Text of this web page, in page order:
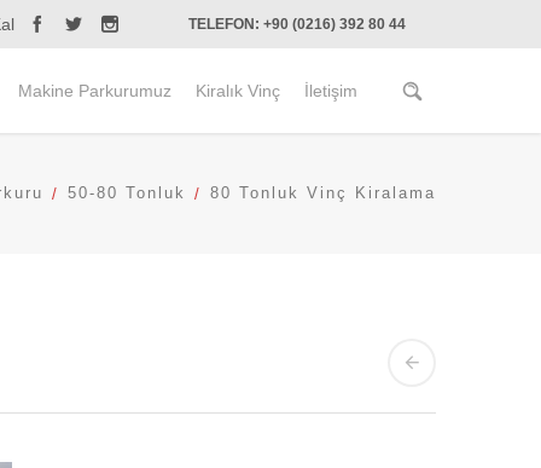
TELEFON: +90 (0216) 392 80 44
Makine Parkurumuz Kiralık Vinç İletişim
50-80 Tonluk 80 Tonluk Vinç Kiralama